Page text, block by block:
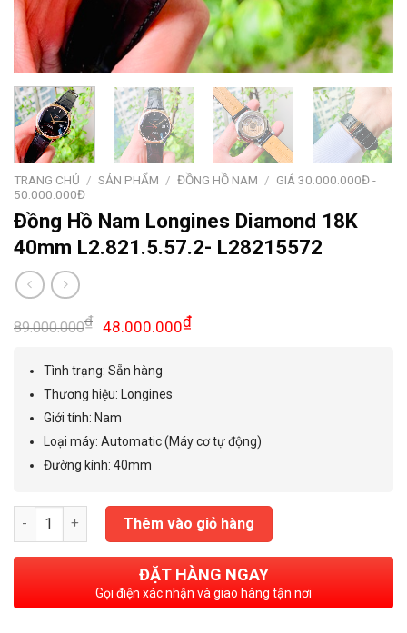
TRANG CHỦ / SẢN PHẨM / ĐỒNG HỒ NAM / GIÁ 30.000.000Đ -
50.000.000Đ
Đồng Hồ Nam Longines Diamond 18K
40mm L2.821.5.57.2- L28215572
89.000.000₫ Giá
là:
89.000.000₫.
48.000.000₫Giá
Tình trạng: Sẵn hàng
Thương hiệu: Longines
Giới tính:Nam
Loại máy: Automatic (Máy cơ tự động)
Đường kính: 40mm
Đồng Hồ Nam Longines Diamond 18K 40mm L2.821.5.57.2-
Thêm vào giỏ hàng
ĐẶT HÀNG NGAY
Gọi điện xác nhận và giao hàng tận nơi